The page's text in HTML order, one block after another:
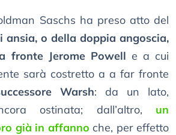
Saschs ha preso atto del
ansia, o della doppia angoscia,
fronte Jerome Powell e a cui
sarà costretto a a far fronte
Warsh: da un lato,
ostinata; dall’altro, un
già in affanno che, per effetto